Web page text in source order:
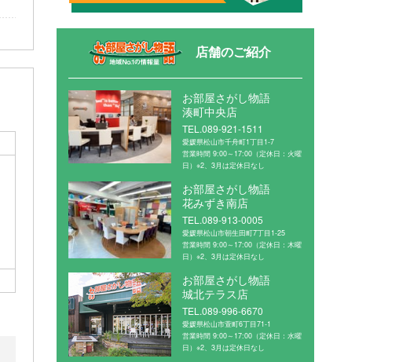
店舗のご紹介
お部屋さがし物語
湊町中央店
TEL.089-921-1511
愛媛県松山市千舟町1丁目1-7
営業時間 9:00～17:00（定休日：火曜
日）※2、3月は定休日なし
お部屋さがし物語
花みずき南店
TEL.089-913-0005
愛媛県松山市朝生田町7丁目1-25
営業時間 9:00～17:00（定休日：木曜
日）※2、3月は定休日なし
お部屋さがし物語
城北テラス店
TEL.089-996-6670
愛媛県松山市萱町6丁目71-1
営業時間 9:00～17:00（定休日：水曜
日）※2、3月は定休日なし